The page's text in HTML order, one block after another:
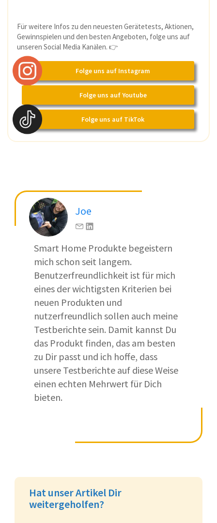
Für weitere Infos zu den neuesten Gerätetests, Aktionen,
Gewinnspielen und den besten Angeboten, folge uns auf
unseren Social Media Kanälen. 👉
Folge uns auf Instagram
Folge uns auf Youtube
Folge uns auf TikTok
Joe
Smart Home Produkte begeistern
mich schon seit langem.
Benutzerfreundlichkeit ist für mich
eines der wichtigsten Kriterien bei
neuen Produkten und
nutzerfreundlich sollen auch meine
Testberichte sein. Damit kannst Du
das Produkt finden, das am besten
zu Dir passt und ich hoffe, dass
unsere Testberichte auf diese Weise
einen echten Mehrwert für Dich
bieten.
Hat unser Artikel Dir
weitergeholfen?